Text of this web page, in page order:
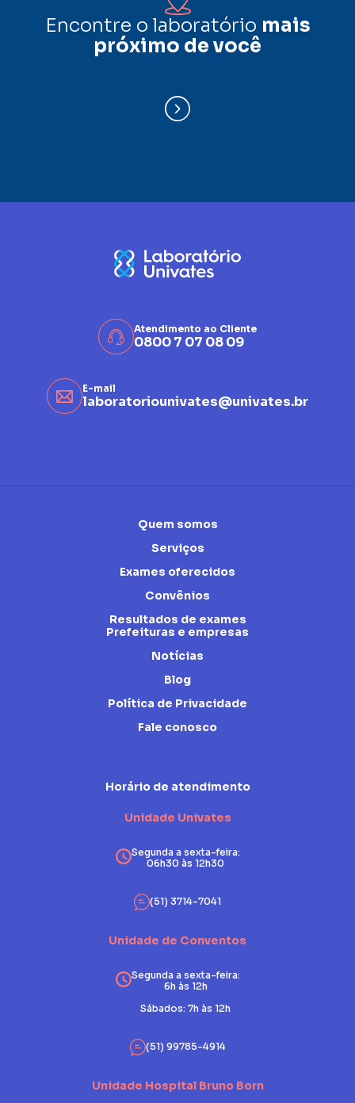
Encontre o laboratório mais
próximo de você
Atendimento ao Cliente
0800 7 07 08 09
E-mail
laboratoriounivates@univates.br
Quem somos
Serviços
Exames oferecidos
Convênios
Resultados de exames
Prefeituras e empresas
Notícias
Blog
Política de Privacidade
Fale conosco
Horário de atendimento
Unidade Univates
Segunda a sexta-feira:
06h30 às 12h30
(51) 3714-7041
Unidade de Conventos
Segunda a sexta-feira:
6h às 12h
Sábados: 7h às 12h
(51) 99785-4914
Unidade Hospital Bruno Born